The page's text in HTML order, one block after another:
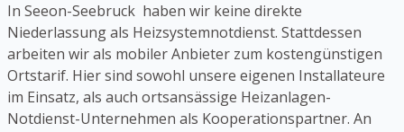
In Seeon-Seebruck haben wir keine direkte
Niederlassung als Heizsystemnotdienst. Stattdessen
arbeiten wir als mobiler Anbieter zum kostengünstigen
Ortstarif. Hier sind sowohl unsere eigenen Installateure
im Einsatz, als auch ortsansässige Heizanlagen-
Notdienst-Unternehmen als Kooperationspartner. An